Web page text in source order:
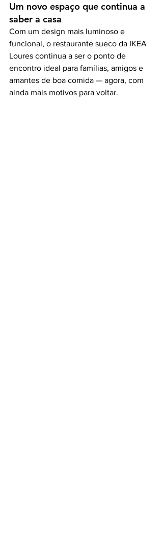
Um novo espaço que continua a
saber a casa
Com um design mais luminoso e
funcional, o restaurante sueco da IKEA
Loures continua a ser o ponto de
encontro ideal para famílias, amigos e
amantes de boa comida — agora, com
ainda mais motivos para voltar.